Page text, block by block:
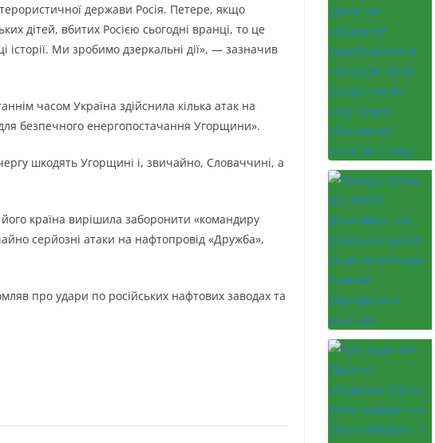
держави Росія. Петере, якщо
дітей, вбитих Росією сьогодні вранці, то це
Ми зробимо дзеркальні дії», — зазначив
часом Україна здійснила кілька атак на
безпечного енергопостачання Угорщини».
шкодять Угорщині і, звичайно, Словаччині, а
країна вирішила заборонити «командиру
серйозні атаки на нафтопровід «Дружба»,
про удари по російських нафтових заводах та